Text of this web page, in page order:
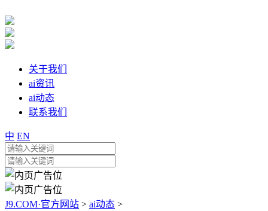
关于我们
ai资讯
ai动态
联系我们
中 EN
J9.COM·官方网站 > ai动态 >